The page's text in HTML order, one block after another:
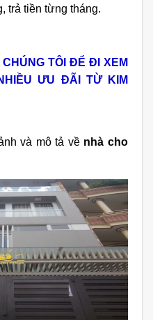
trả tiền từng tháng.
TÔI ĐỂ ĐI XEM
ƯU ĐÃI TỪ KIM
và mô tả về nhà cho